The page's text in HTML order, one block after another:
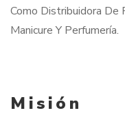
Como Distribuidora De
Manicure Y Perfumería.
Misión